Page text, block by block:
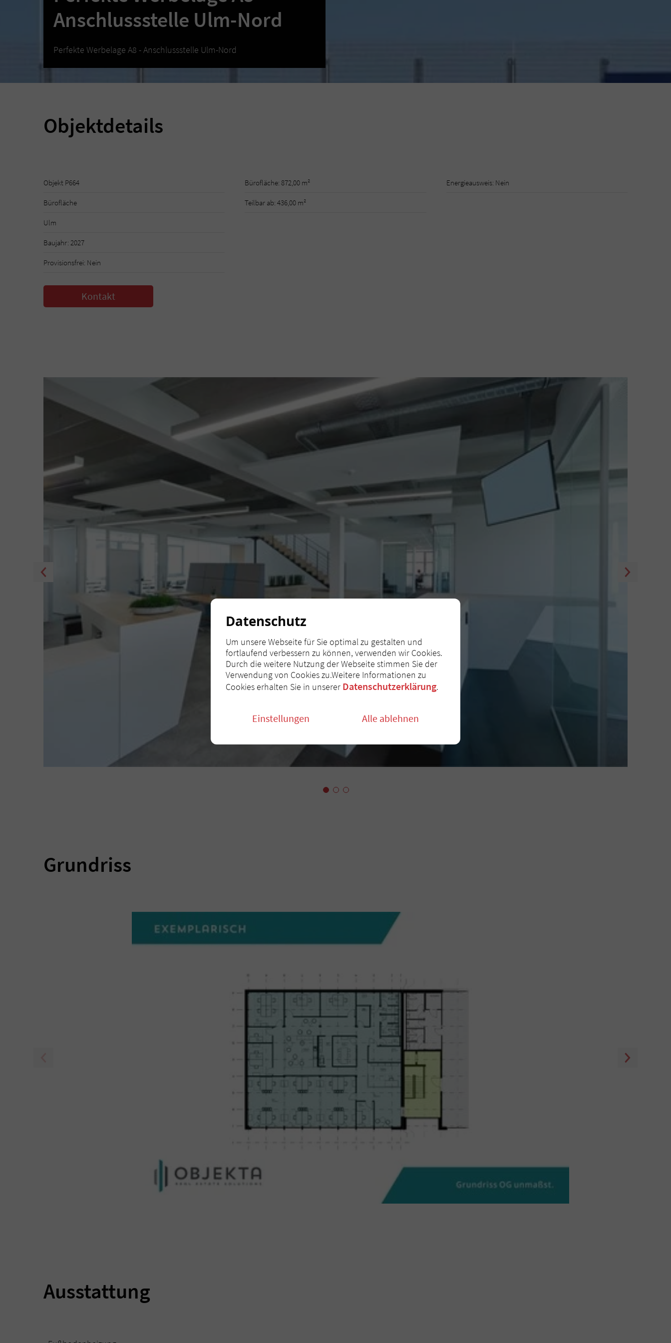
Anschlussstelle Ulm-Nord
Perfekte Werbelage A8 - Anschlussstelle Ulm-Nord
Objektdetails
Objekt P664
Bürofläche
Ulm
Baujahr: 2027
Provisionsfrei: Nein
Kontakt
Bürofläche: 872,00 m²
Teilbar ab: 436,00 m²
Energieausweis: Nein
Grundriss
Ausstattung
Datenschutz
Um unsere Webseite für Sie optimal zu gestalten und
fortlaufend verbessern zu können, verwenden wir Cookies.
Durch die weitere Nutzung der Webseite stimmen Sie der
Verwendung von Cookies zu.Weitere Informationen zu
Cookies erhalten Sie in unserer Datenschutzerklärung.
Einstellungen Alle ablehnen